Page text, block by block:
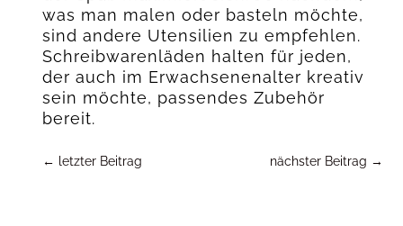
was man malen oder basteln möchte,
sind andere Utensilien zu empfehlen.
Schreibwarenläden halten für jeden,
der auch im Erwachsenenalter kreativ
sein möchte, passendes Zubehör
bereit.
← letzter Beitrag nächster Beitrag →